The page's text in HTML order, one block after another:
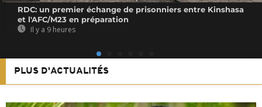
RDC: un premier échange de prisonniers entre Kinshasa
et l'AFC/M23 en préparation
Il y a 9 heures
PLUS D'ACTUALITÉS